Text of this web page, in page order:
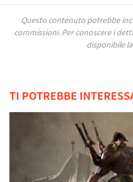
Questo contenuto potrebbe
commissioni. Per conoscere i
disponibile la
TI POTREBBE